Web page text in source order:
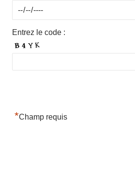
Entrez le code :
*Champ requis